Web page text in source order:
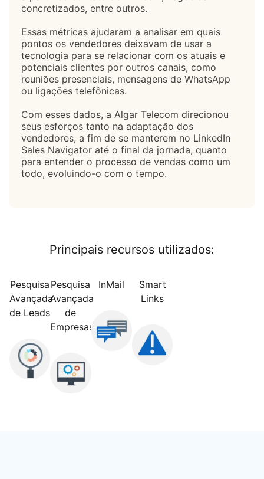
concretizados, entre outros.
Essas métricas ajudaram a analisar em quais
pontos os vendedores deixavam de usar a
tecnologia para se relacionar com os atuais e
potenciais clientes por outros canais, como
reuniões presenciais, mensagens de WhatsApp
ou ligações telefônicas.
Com esses dados, a Algar Telecom direcionou
seus esforços tanto na adaptação dos
vendedores, a fim de se manterem no LinkedIn
Sales Navigator até o final da jornada, quanto
para entender o processo de vendas como um
todo, evoluindo-o com o tempo.
Principais recursos utilizados:
Pesquisa
Avançada
de Leads
Pesquisa
Avançada
de
Empresas
InMail
Smart
Links